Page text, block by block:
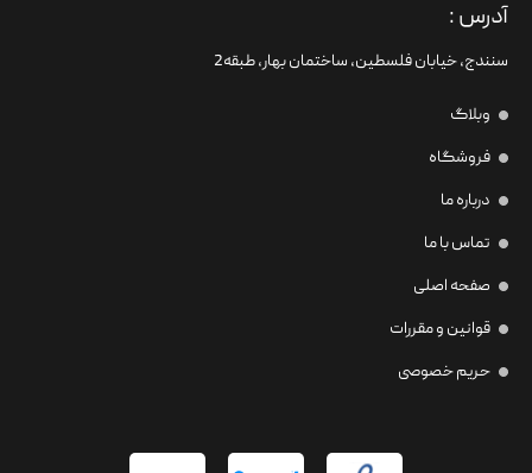
آدرس :
سنندج، خیابان فلسطین،‌ ساختمان بهار، طبقه2
وبلاگ
فروشگاه
درباره ما
تماس با ما
صفحه اصلی
قوانین و مقررات
حریم خصوصی